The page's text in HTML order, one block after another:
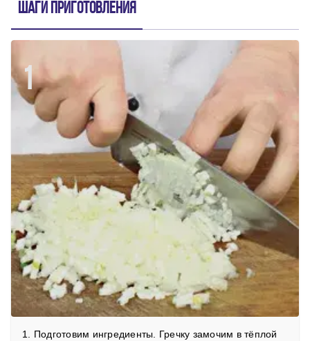
Шаги приготовления
1
1. Подготовим ингредиенты. Гречку замочим в тёплой